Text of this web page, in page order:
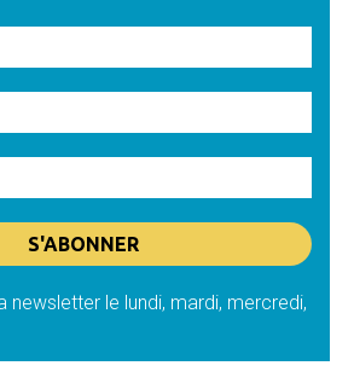
newsletter le lundi, mardi, mercredi,